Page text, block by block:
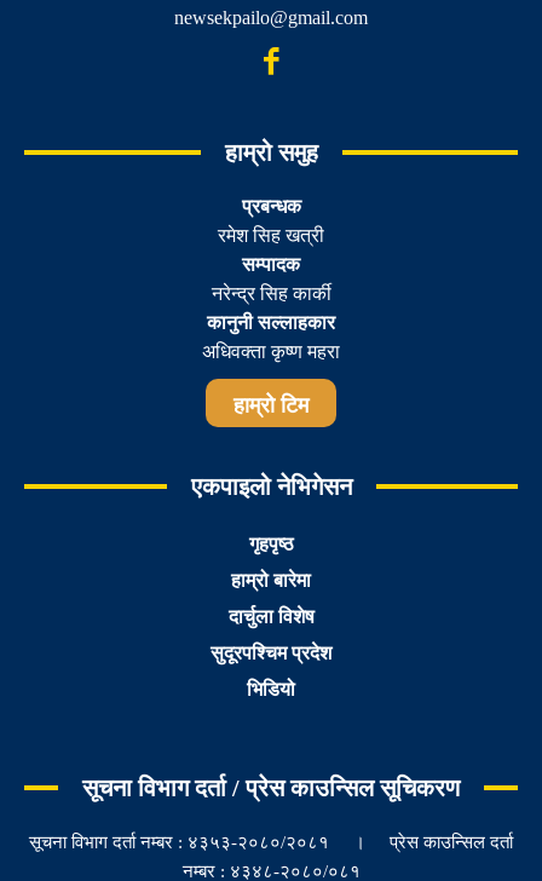
newsekpailo@gmail.com
हाम्रो समुह
प्रबन्धक
रमेश सिह खत्री
सम्पादक
नरेन्द्र सिह कार्की
कानुनी सल्लाहकार
अधिवक्ता कृष्ण महरा
हाम्रो टिम
एकपाइलो नेभिगेसन
गृहपृष्ठ
हाम्रो बारेमा
दार्चुला विशेष
सुदूरपश्चिम प्रदेश
भिडियो
सूचना विभाग दर्ता / प्रेस काउन्सिल सूचिकरण
सूचना विभाग दर्ता नम्बर : ४३५३-२०८०/२०८१ । प्रेस काउन्सिल दर्ता
नम्बर : ४३४८-२०८०/०८१